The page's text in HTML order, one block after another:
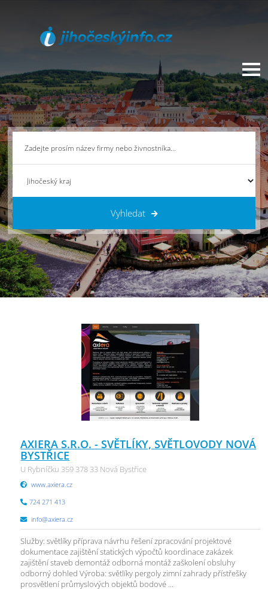
Vyhledat
AXIERA S.R.O. - SVĚTLÍKY, SVĚTLOVODY NOVÁ
BYSTŘICE
U Rybníčku 359 378 33 Nová Bystřice
www.axiera.cz
724 271 413
info@axiera.cz
Služby: světlíky příprava návrhu řešení zpracování projektové
dokumentace zajištění statických výpočtů koordinace zakázek
zajištění staveb demontáž odborná montáž zaškolení obsluhy
odborný dohled Výroba: světlíky pergoly zimní zahrady přístřešky
prosvětlení průmyslových objektů bodové ...